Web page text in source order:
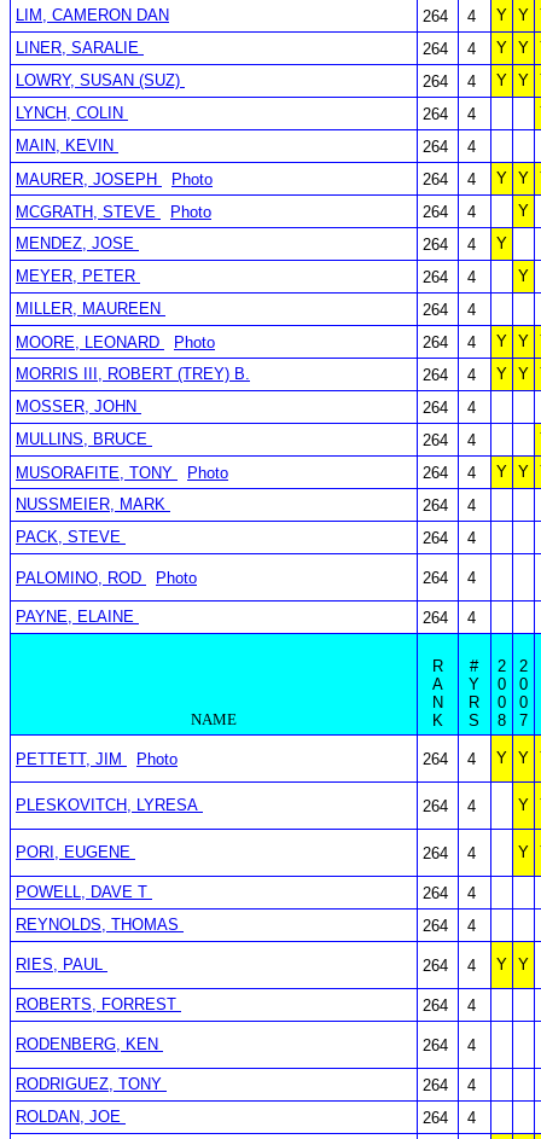
LIM, CAMERON DAN 264 4 Y Y
LINER, SARALIE
264 4 Y Y
LOWRY, SUSAN (SUZ)
264 4 Y Y
LYNCH, COLIN
264 4
MAIN, KEVIN
264
4
MAURER, JOSEPH
Photo 264 4 Y Y
MCGRATH, STEVE
Photo 264 4
Y
MENDEZ, JOSE
264 4
Y
MEYER, PETER
264 4
Y
MILLER, MAUREEN
264
4
MOORE, LEONARD
Photo 264 4 Y Y
MORRIS III, ROBERT (TREY) B.
264 4 Y Y
MOSSER, JOHN
264
4
MULLINS, BRUCE
264 4
MUSORAFITE, TONY
Photo 264 4 Y Y
NUSSMEIER, MARK
264
4
PACK, STEVE
264 4
PALOMINO, ROD Photo 264 4
PAYNE, ELAINE 264 4
NAME
R
A
N
K
#
Y
R
S
2
0
0
8
2
0
0
7
PETTETT, JIM Photo 264 4 Y Y
PLESKOVITCH, LYRESA 264 4 Y
PORI, EUGENE 264 4 Y
POWELL, DAVE T 264
4
REYNOLDS, THOMAS
264 4
RIES, PAUL 264 4 Y Y
ROBERTS, FORREST 264 4
RODENBERG, KEN 264 4
RODRIGUEZ, TONY 264
4
ROLDAN, JOE
264
4